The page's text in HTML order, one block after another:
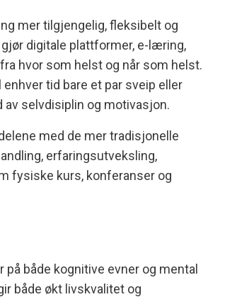
mer tilgjengelig, fleksibelt og
digitale plattformer, e-læring,
hvor som helst og når som helst.
tid bare et par sveip eller
av selvdisiplin og motivasjon.
med de mer tradisjonelle
erfaringsutveksling,
fysiske kurs, konferanser og
både kognitive evner og mental
både økt livskvalitet og